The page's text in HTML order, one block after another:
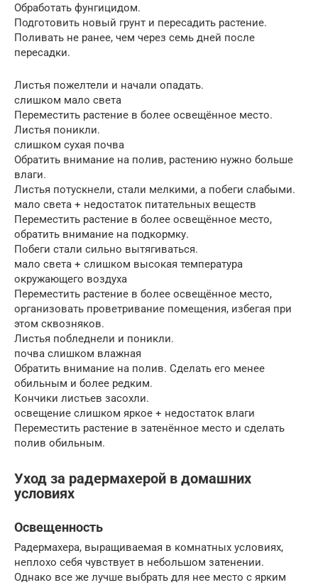
Обработать фунгицидом.
Подготовить новый грунт и пересадить растение.
Поливать не ранее, чем через семь дней после
пересадки.
Листья пожелтели и начали опадать.
слишком мало света
Переместить растение в более освещённое место.
Листья поникли.
слишком сухая почва
Обратить внимание на полив, растению нужно больше
влаги.
Листья потускнели, стали мелкими, а побеги слабыми.
мало света + недостаток питательных веществ
Переместить растение в более освещённое место,
обратить внимание на подкормку.
Побеги стали сильно вытягиваться.
мало света + слишком высокая температура
окружающего воздуха
Переместить растение в более освещённое место,
организовать проветривание помещения, избегая при
этом сквозняков.
Листья побледнели и поникли.
почва слишком влажная
Обратить внимание на полив. Сделать его менее
обильным и более редким.
Кончики листьев засохли.
освещение слишком яркое + недостаток влаги
Переместить растение в затенённое место и сделать
полив обильным.
Уход за радермахерой в домашних
условиях
Освещенность
Радермахера, выращиваемая в комнатных условиях,
неплохо себя чувствует в небольшом затенении.
Однако все же лучше выбрать для нее место с ярким